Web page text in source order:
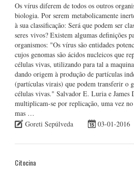
Os vírus diferem de todos os outros
biologia. Por serem metabolicamente
à sua classificação: Será que podem ser
seres vivos? Existem algumas definições
organismos: "Os vírus são entidades
cujos genomas são ácidos nucleicos que
células vivas, utilizando para tal a
dando origem à produção de partículas
(partículas virais) que podem transferir o
células vivas." Salvador E. Luria e
multiplicam-se por replicação, uma vez
mas …
Goreti Sepúlveda
03-01-2016
Citocina